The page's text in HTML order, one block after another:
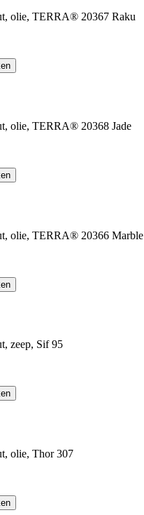
olie, TERRA® 20367 Raku
olie, TERRA® 20368 Jade
olie, TERRA® 20366 Marble
zeep, Sif 95
olie, Thor 307